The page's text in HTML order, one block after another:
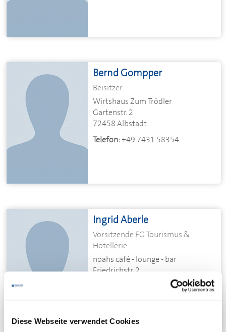
Diese Webseite verwendet Cookies
Bernd Gompper
Beisitzer
Wirtshaus Zum Trödler
Gartenstr. 2
72458 Albstadt
Telefon:+49 7431 58354
Ingrid Aberle
Vorsitzende FG Tourismus &
Hotellerie
noahs café - lounge - bar
Friedrichstr. 2
Telefon:+49 7433 9557872